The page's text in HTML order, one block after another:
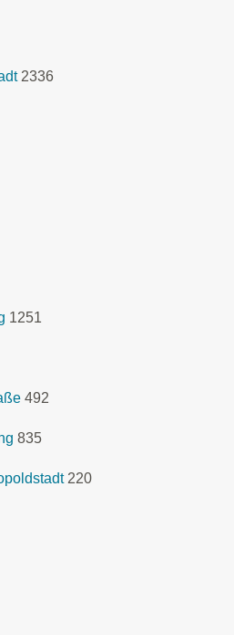
2336
1251
492
835
220